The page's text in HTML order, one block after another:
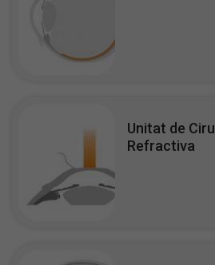
Unitat de
Refractiva